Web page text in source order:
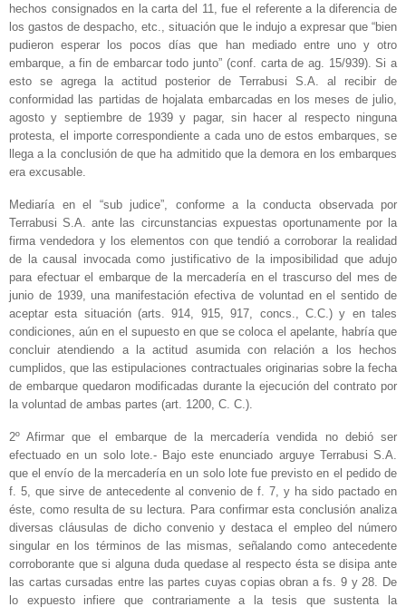
hechos consignados en la carta del 11, fue el referente a la diferencia de
los gastos de despacho, etc., situación que le indujo a expresar que “bien
pudieron esperar los pocos días que han mediado entre uno y otro
embarque, a fin de embarcar todo junto” (conf. carta de ag. 15/939). Si a
esto se agrega la actitud posterior de Terrabusi S.A. al recibir de
conformidad las partidas de hojalata embarcadas en los meses de julio,
agosto y septiembre de 1939 y pagar, sin hacer al respecto ninguna
protesta, el importe correspondiente a cada uno de estos embarques, se
llega a la conclusión de que ha admitido que la demora en los embarques
era excusable.
Mediaría en el “sub judice”, conforme a la conducta observada por
Terrabusi S.A. ante las circunstancias expuestas oportunamente por la
firma vendedora y los elementos con que tendió a corroborar la realidad
de la causal invocada como justificativo de la imposibilidad que adujo
para efectuar el embarque de la mercadería en el trascurso del mes de
junio de 1939, una manifestación efectiva de voluntad en el sentido de
aceptar esta situación (arts. 914, 915, 917, concs., C.C.) y en tales
condiciones, aún en el supuesto en que se coloca el apelante, habría que
concluir atendiendo a la actitud asumida con relación a los hechos
cumplidos, que las estipulaciones contractuales originarias sobre la fecha
de embarque quedaron modificadas durante la ejecución del contrato por
la voluntad de ambas partes (art. 1200, C. C.).
2º Afirmar que el embarque de la mercadería vendida no debió ser
efectuado en un solo lote.- Bajo este enunciado arguye Terrabusi S.A.
que el envío de la mercadería en un solo lote fue previsto en el pedido de
f. 5, que sirve de antecedente al convenio de f. 7, y ha sido pactado en
éste, como resulta de su lectura. Para confirmar esta conclusión analiza
diversas cláusulas de dicho convenio y destaca el empleo del número
singular en los términos de las mismas, señalando como antecedente
corroborante que si alguna duda quedase al respecto ésta se disipa ante
las cartas cursadas entre las partes cuyas copias obran a fs. 9 y 28. De
lo expuesto infiere que contrariamente a la tesis que sustenta la